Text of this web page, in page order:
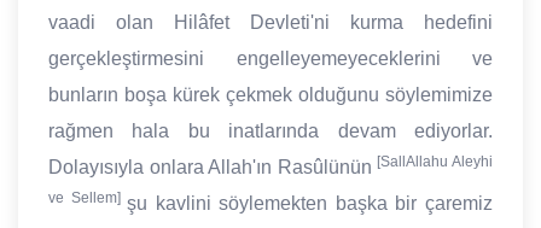
vaadi olan Hilâfet Devleti'ni kurma hedefini
gerçekleştirmesini engelleyemeyeceklerini ve
bunların boşa kürek çekmek olduğunu söylemimize
rağmen hala bu inatlarında devam ediyorlar.
Dolayısıyla onlara Allah'ın Rasûlünün [SallAllahu Aleyhi
ve Sellem]şu kavlini söylemekten başka bir çaremiz